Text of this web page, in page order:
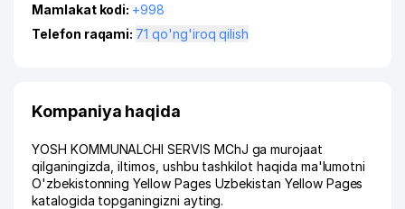
Mamlakat kodi: +998
Telefon raqami:
71 qo'ng'iroq qilish
Kompaniya haqida
YOSH KOMMUNALCHI SERVIS MChJ ga murojaat
qilganingizda, iltimos, ushbu tashkilot haqida ma'lumotni
O'zbekistonning Yellow Pages Uzbekistan Yellow Pages
katalogida topganingizni ayting.